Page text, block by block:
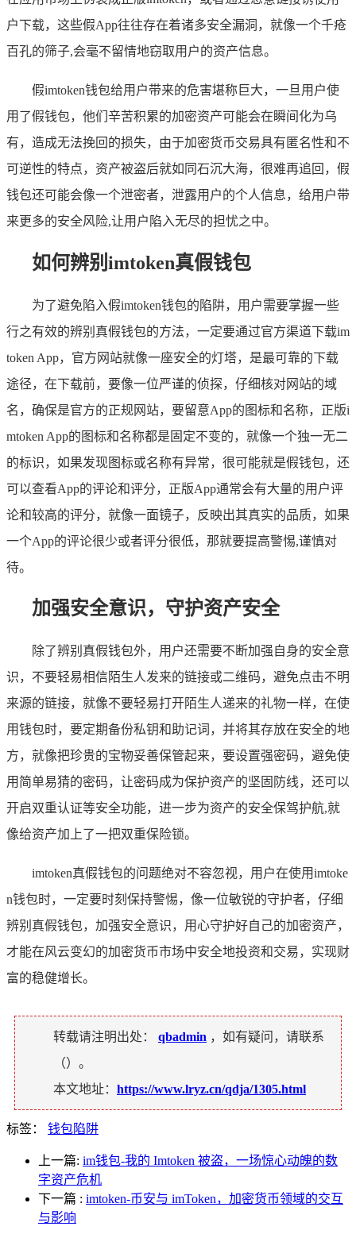
户下载，这些假App往往存在着诸多安全漏洞，就像一个千疮
百孔的筛子,会毫不留情地窃取用户的资产信息。
假imtoken钱包给用户带来的危害堪称巨大，一旦用户使
用了假钱包，他们辛苦积累的加密资产可能会在瞬间化为乌
有，造成无法挽回的损失，由于加密货币交易具有匿名性和不
可逆性的特点，资产被盗后就如同石沉大海，很难再追回，假
钱包还可能会像一个泄密者，泄露用户的个人信息，给用户带
来更多的安全风险,让用户陷入无尽的担忧之中。
如何辨别imtoken真假钱包
为了避免陷入假imtoken钱包的陷阱，用户需要掌握一些
行之有效的辨别真假钱包的方法，一定要通过官方渠道下载im
token App，官方网站就像一座安全的灯塔，是最可靠的下载
途径，在下载前，要像一位严谨的侦探，仔细核对网站的域
名，确保是官方的正规网站，要留意App的图标和名称，正版i
mtoken App的图标和名称都是固定不变的，就像一个独一无二
的标识，如果发现图标或名称有异常，很可能就是假钱包，还
可以查看App的评论和评分，正版App通常会有大量的用户评
论和较高的评分，就像一面镜子，反映出其真实的品质，如果
一个App的评论很少或者评分很低，那就要提高警惕,谨慎对
待。
加强安全意识，守护资产安全
除了辨别真假钱包外，用户还需要不断加强自身的安全意
识，不要轻易相信陌生人发来的链接或二维码，避免点击不明
来源的链接，就像不要轻易打开陌生人递来的礼物一样，在使
用钱包时，要定期备份私钥和助记词，并将其存放在安全的地
方，就像把珍贵的宝物妥善保管起来，要设置强密码，避免使
用简单易猜的密码，让密码成为保护资产的坚固防线，还可以
开启双重认证等安全功能，进一步为资产的安全保驾护航,就
像给资产加上了一把双重保险锁。
imtoken真假钱包的问题绝对不容忽视，用户在使用imtoke
n钱包时，一定要时刻保持警惕，像一位敏锐的守护者，仔细
辨别真假钱包，加强安全意识，用心守护好自己的加密资产，
才能在风云变幻的加密货币市场中安全地投资和交易，实现财
富的稳健增长。
转载请注明出处： qbadmin ，如有疑问，请联系
（）。
本文地址： https://www.lryz.cn/qdja/1305.html
标签： 钱包陷阱
上一篇: im钱包-我的 Imtoken 被盗，一场惊心动魄的数
字资产危机
下一篇 : imtoken-币安与 imToken，加密货币领域的交互
与影响